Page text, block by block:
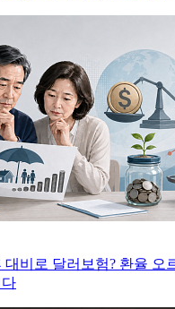
대비로 달러보험? 환율 오